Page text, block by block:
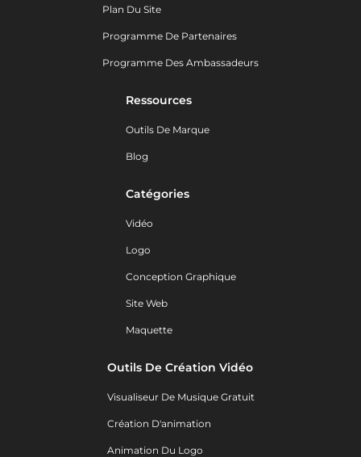
Plan Du Site
Programme De Partenaires
Programme Des Ambassadeurs
Ressources
Outils De Marque
Blog
Catégories
Vidéo
Logo
Conception Graphique
Site Web
Maquette
Outils De Création Vidéo
Visualiseur De Musique Gratuit
Création D'animation
Animation Du Logo